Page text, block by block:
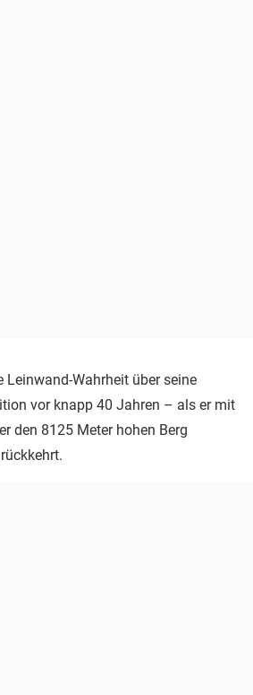
Leinwand-Wahrheit über seine
vor knapp 40 Jahren – als er mit
den 8125 Meter hohen Berg